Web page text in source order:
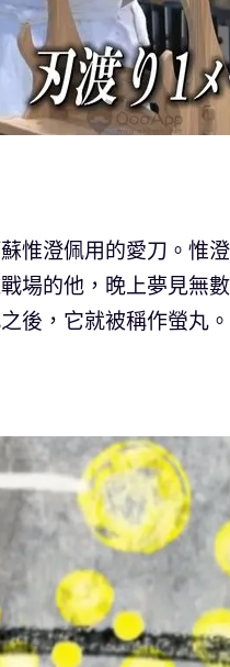
惟澄佩用的愛刀。惟
場的他，晚上夢見無
後，它就被稱作螢丸。